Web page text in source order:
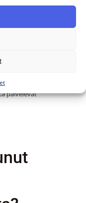
1 kiristystyökalu.
palvelevat